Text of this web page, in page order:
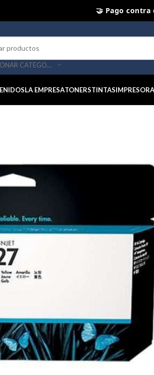
⭐
SELECCIONAR CATEGORÍA
LA EMPRESATONERSTINTASIMPRESORA